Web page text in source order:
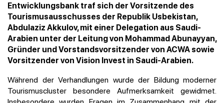
Entwicklungsbank traf sich der Vorsitzende des
Tourismusausschusses der Republik Usbekistan,
Abdulaziz Akkulov, mit einer Delegation aus Saudi-
Arabien unter der Leitung von Mohammad Abunayyan,
Gründer und Vorstandsvorsitzender von ACWA sowie
Vorsitzender von Vision Invest in Saudi-Arabien.
Während der Verhandlungen wurde der Bildung moderner
Tourismuscluster besondere Aufmerksamkeit gewidmet.